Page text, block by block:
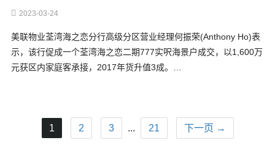
2023-03-24
美联物业荃湾海之恋分行高级分区营业经理何振荣(Anthony Ho)表
示，该行促成一个荃湾海之恋二期777实呎海景户成交，以1,600万
元获区内家庭客承接，2017年货升值3成。…
1 2 3 ... 21 下一页 →